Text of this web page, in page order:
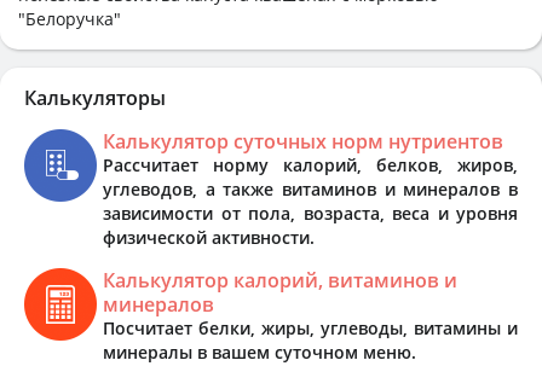
"Белоручка"
Калькуляторы
Калькулятор суточных норм нутриентов
Рассчитает норму калорий, белков, жиров,
углеводов, а также витаминов и минералов в
зависимости от пола, возраста, веса и уровня
физической активности.
Калькулятор калорий, витаминов и
минералов
Посчитает белки, жиры, углеводы, витамины и
минералы в вашем суточном меню.